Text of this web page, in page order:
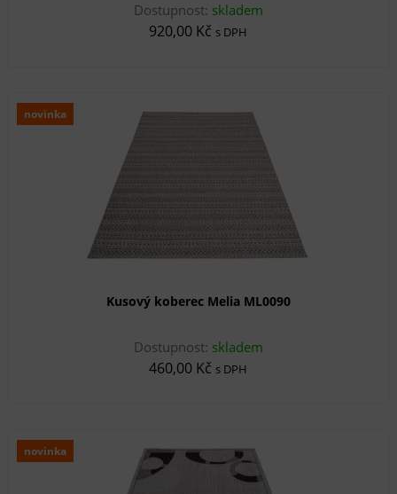
Dostupnost: skladem
920,00 Kč s DPH
novinka
Kusový koberec Melia ML0090
Dostupnost: skladem
460,00 Kč s DPH
novinka